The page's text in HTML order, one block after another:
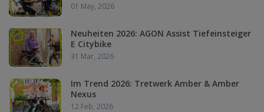
01 May, 2026
Neuheiten 2026: AGON Assist Tiefeinsteiger
E Citybike
31 Mar, 2026
Im Trend 2026: Tretwerk Amber & Amber
Nexus
12 Feb, 2026